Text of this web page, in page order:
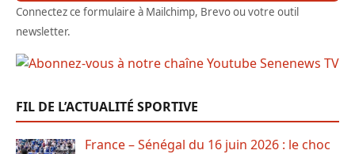
Connectez ce formulaire à Mailchimp, Brevo ou votre outil
newsletter.
FIL DE L’ACTUALITÉ SPORTIVE
France – Sénégal du 16 juin 2026 : le choc